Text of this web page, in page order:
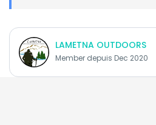
LAMETNA OUTDOORS
Member depuis Dec 2020